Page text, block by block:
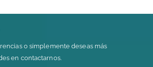
o simplemente deseas más
en contactarnos.